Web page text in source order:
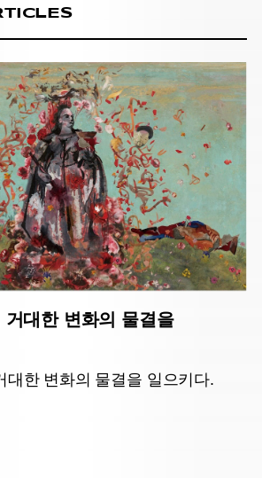
거대한 변화의 물결을
대한 변화의 물결을 일으키다.